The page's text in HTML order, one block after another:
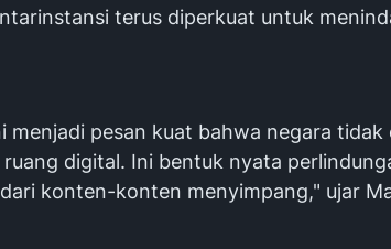
terus diperkuat untuk
menjadi pesan kuat bahwa negara tidak
digital. Ini bentuk nyata
konten-konten menyimpang," ujar